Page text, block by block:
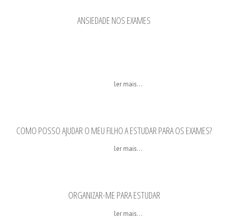
ANSIEDADE NOS EXAMES
ler mais...
COMO POSSO AJUDAR O MEU FILHO A ESTUDAR PARA OS EXAMES?
ler mais...
ORGANIZAR-ME PARA ESTUDAR
ler mais...